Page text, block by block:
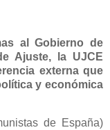
al Gobierno de
Ajuste, la UJCE
externa que
y económica
de España)